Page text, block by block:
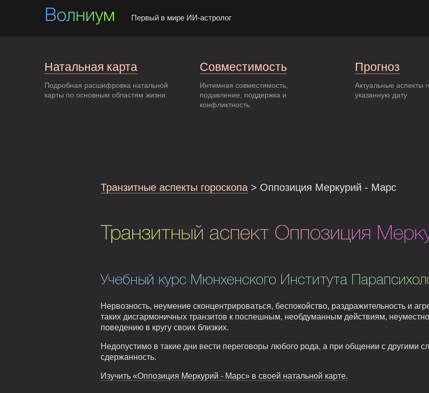
Волниум Первый в мире ИИ-астролог
Натальная карта
Подробная расшифровка натальной
карты по основным областям жизни.
Совместимость
Интимная совместимость,
подавление, поддержка и
конфликтность
Прогноз
Актуальные аспекты
указанную дату
Транзитные аспекты гороскопа > Оппозиция Меркурий - Марс
Транзитный аспект Оппозиция
Учебный курс Мюнхенского Института
Нервозность, неумение сконцентрироваться, беспокойство, раздражительность и
таких дисгармоничных транзитов к поспешным, необдуманным действиям,
поведению в кругу своих близких.
Недопустимо в такие дни вести переговоры любого рода, а при общении с другими
сдержанность.
Изучить «Оппозиция Меркурий - Марс» в своей натальной карте.